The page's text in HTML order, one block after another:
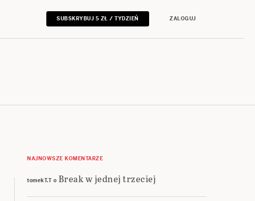
SUBSKRYBUJ 5 ZŁ / TYDZIEŃ ZALOGUJ
NAJNOWSZE KOMENTARZE
tomekT.To Break w jednej trzeciej